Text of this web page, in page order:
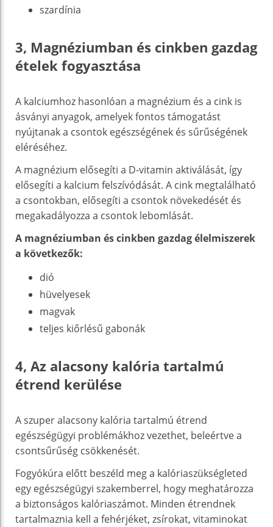
szardínia
3, Magnéziumban és cinkben gazdag
ételek fogyasztása
A kalciumhoz hasonlóan a magnézium és a cink is
ásványi anyagok, amelyek fontos támogatást
nyújtanak a csontok egészségének és sűrűségének
eléréséhez.
A magnézium elősegíti a D-vitamin aktiválását, így
elősegíti a kalcium felszívódását. A cink megtalálható
a csontokban, elősegíti a csontok növekedését és
megakadályozza a csontok lebomlását.
A magnéziumban és cinkben gazdag élelmiszerek
a következők:
dió
hüvelyesek
magvak
teljes kiőrlésű gabonák
4, Az alacsony kalória tartalmú
étrend kerülése
A szuper alacsony kalória tartalmú étrend
egészségügyi problémákhoz vezethet, beleértve a
csontsűrűség csökkenését.
Fogyókúra előtt beszéld meg a kalóriaszükségleted
egy egészségügyi szakemberrel, hogy meghatározza
a biztonságos kalóriaszámot. Minden étrendnek
tartalmaznia kell a fehérjéket, zsírokat, vitaminokat